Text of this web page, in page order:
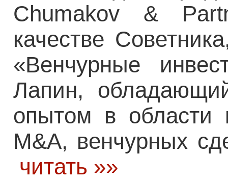
Chumakov &
качестве
«Венчурные
Лапин,
опытом в области
M&A, венчурных
читать »»